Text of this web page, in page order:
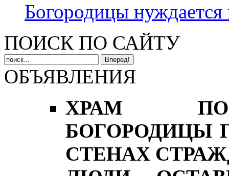
Богородицы нуждается
ПОИСК ПО САЙТУ
ОБЪЯВЛЕНИЯ
ХРАМ
БОГОРОДИЦЫ
СТЕНАХ